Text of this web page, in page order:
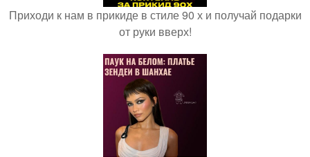
Приходи к нам в прикиде в стиле 90 х и получай подарки
от руки вверх!